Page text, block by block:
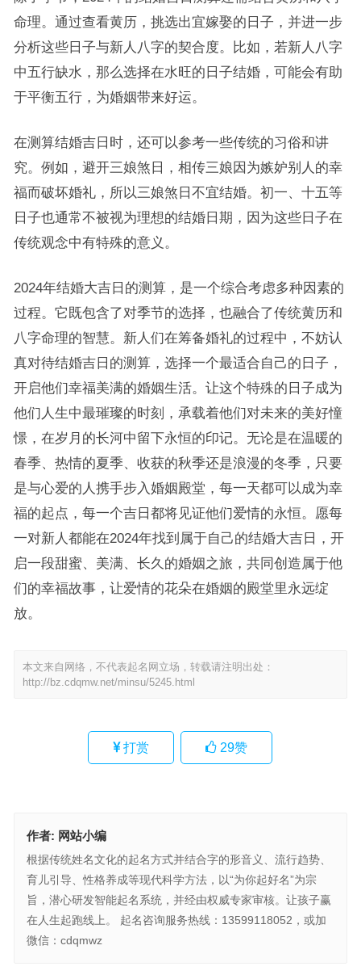
命理。通过查看黄历，挑选出宜嫁娶的日子，并进一步
分析这些日子与新人八字的契合度。比如，若新人八字
中五行缺水，那么选择在水旺的日子结婚，可能会有助
于平衡五行，为婚姻带来好运。
在测算结婚吉日时，还可以参考一些传统的习俗和讲
究。例如，避开三娘煞日，相传三娘因为嫉妒别人的幸
福而破坏婚礼，所以三娘煞日不宜结婚。初一、十五等
日子也通常不被视为理想的结婚日期，因为这些日子在
传统观念中有特殊的意义。
2024年结婚大吉日的测算，是一个综合考虑多种因素的
过程。它既包含了对季节的选择，也融合了传统黄历和
八字命理的智慧。新人们在筹备婚礼的过程中，不妨认
真对待结婚吉日的测算，选择一个最适合自己的日子，
开启他们幸福美满的婚姻生活。让这个特殊的日子成为
他们人生中最璀璨的时刻，承载着他们对未来的美好憧
憬，在岁月的长河中留下永恒的印记。无论是在温暖的
春季、热情的夏季、收获的秋季还是浪漫的冬季，只要
是与心爱的人携手步入婚姻殿堂，每一天都可以成为幸
福的起点，每一个吉日都将见证他们爱情的永恒。愿每
一对新人都能在2024年找到属于自己的结婚大吉日，开
启一段甜蜜、美满、长久的婚姻之旅，共同创造属于他
们的幸福故事，让爱情的花朵在婚姻的殿堂里永远绽
放。
本文来自网络，不代表起名网立场，转载请注明出处：
http://bz.cdqmw.net/minsu/5245.html
打赏 29赞
作者: 网站小编
根据传统姓名文化的起名方式并结合字的形音义、流行趋势、
育儿引导、性格养成等现代科学方法，以“为你起好名”为宗
旨，潜心研发智能起名系统，并经由权威专家审核。让孩子赢
在人生起跑线上。 起名咨询服务热线：13599118052，或加
微信：cdqmwz